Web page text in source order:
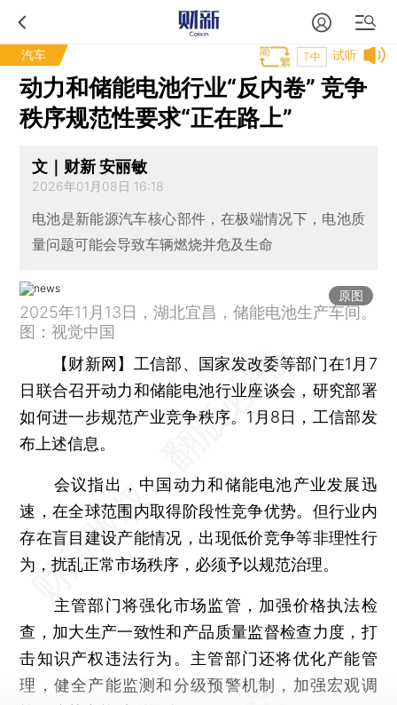
汽车 试听
T中
动力和储能电池行业“反内卷” 竞争
秩序规范性要求“正在路上”
文｜财新 安丽敏
2026年01月08日 16:18
电池是新能源汽车核心部件，在极端情况下，电池质
量问题可能会导致车辆燃烧并危及生命
原图
2025年11月13日，湖北宜昌，储能电池生产车间。
图：视觉中国
【财新网】 工信部、国家发改委等部门在1月7
日联合召开动力和储能电池行业座谈会，研究部署
如何进一步规范产业竞争秩序。1月8日，工信部发
布上述信息。
会议指出，中国动力和储能电池产业发展迅
速，在全球范围内取得阶段性竞争优势。但行业内
存在盲目建设产能情况，出现低价竞争等非理性行
为，扰乱正常市场秩序，必须予以规范治理。
主管部门将强化市场监管，加强价格执法检
查，加大生产一致性和产品质量监督检查力度，打
击知识产权违法行为。主管部门还将优化产能管
理，健全产能监测和分级预警机制，加强宏观调